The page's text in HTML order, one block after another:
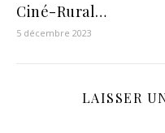
Ciné-Rural…
5 décembre 2023
LAISSER